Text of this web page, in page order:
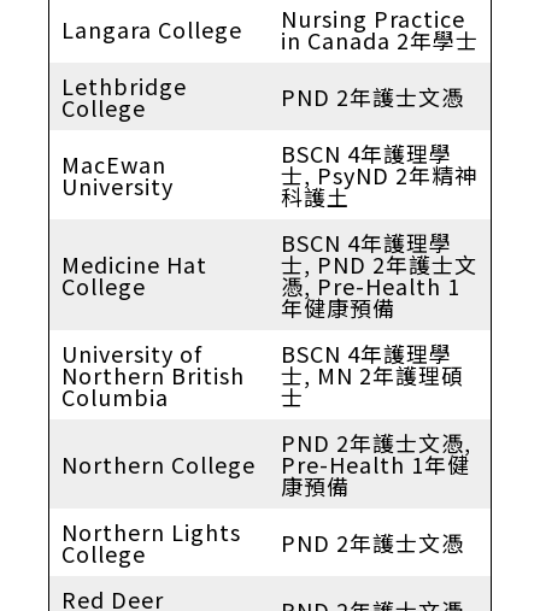
Langara College Nursing Practice
in Canada 2年學士
Lethbridge
College PND 2年護士文憑
MacEwan
University
BSCN 4年護理學
士, PsyND 2年精神
科護土
Medicine Hat
College
BSCN 4年護理學
士, PND 2年護士文
憑, Pre-Health 1
年健康預備
University of
Northern British
Columbia
BSCN 4年護理學
士, MN 2年護理碩
士
Northern College
PND 2年護士文憑,
Pre-Health 1年健
康預備
Northern Lights
College
PND 2年護士文憑
Red Deer